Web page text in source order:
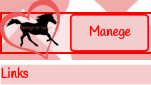
Ga naar de inhoud
Manege
Links